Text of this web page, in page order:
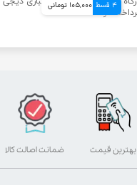
4 قسط 105,000 تومانی
بهترین قیمت ضمانت اصالت کالا